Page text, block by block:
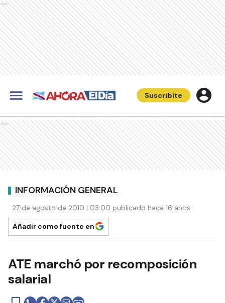
Ads
Suscribite
Ads
INFORMACIÓN GENERAL
27 de agosto de 2010 | 03:00 publicado hace 16 años
Añadir como fuente en
ATE marchó por recomposición
salarial